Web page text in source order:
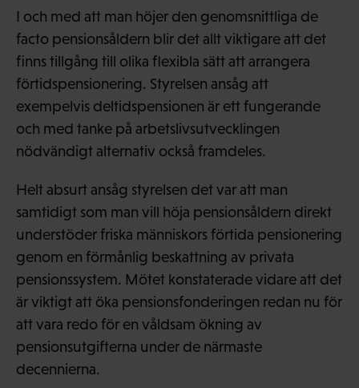
I och med att man höjer den genomsnittliga de
facto pensionsåldern blir det allt viktigare att det
finns tillgång till olika flexibla sätt att arrangera
förtidspensionering. Styrelsen ansåg att
exempelvis deltidspensionen är ett fungerande
och med tanke på arbetslivsutvecklingen
nödvändigt alternativ också framdeles.
Helt absurt ansåg styrelsen det var att man
samtidigt som man vill höja pensionsåldern direkt
understöder friska människors förtida pensionering
genom en förmånlig beskattning av privata
pensionssystem. Mötet konstaterade vidare att det
är viktigt att öka pensionsfonderingen redan nu för
att vara redo för en våldsam ökning av
pensionsutgifterna under de närmaste
decennierna.